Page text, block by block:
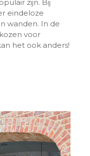
zijn. Bij
eindeloze
wanden. In de
voor
het ook anders!